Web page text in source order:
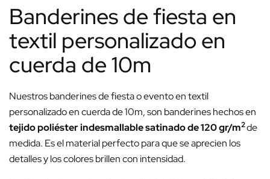
Banderines de fiesta en
textil personalizado en
cuerda de 10m
Nuestros banderines de fiesta o evento en textil
personalizado en cuerda de 10m, son banderines hechos en
tejido poliéster indesmallable satinado de 120 gr/m2de
medida. Es el material perfecto para que se aprecien los
detalles y los colores brillen con intensidad.